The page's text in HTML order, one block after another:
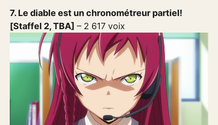
7. Le diable est un chronométreur partiel!
[Staffel 2, TBA] – 2 617 voix